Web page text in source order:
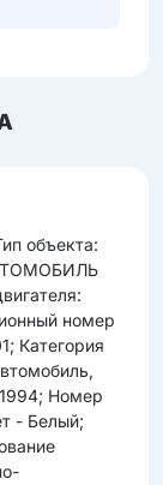
объекта:
номер
Категория
Номер
- Белый;